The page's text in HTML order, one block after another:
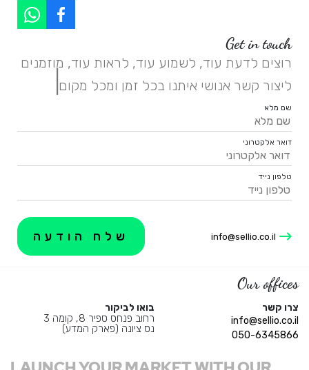
Get in touch
רוצים לדעת עוד, לשמוע עוד, לראות עוד, מוזמנים
ליצור קשר אנושי איתנו בכל זמן ומכל מקום.
|
שם מלא
דואר אלקטרוני
טלפון נייד
info@sellio.co.il
Our offices
צרו קשר
info@sellio.co.il
050-6345866
בואו לביקור
רחוב פנחס ספיר 8, קומה 3
נס ציונה (פארק המדע)